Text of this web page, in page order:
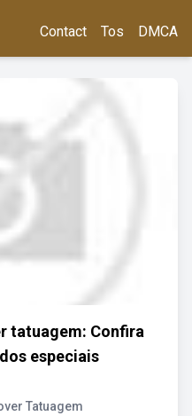
Contact Tos DMCA
tatuagem: Confira
especiais
Tatuagem